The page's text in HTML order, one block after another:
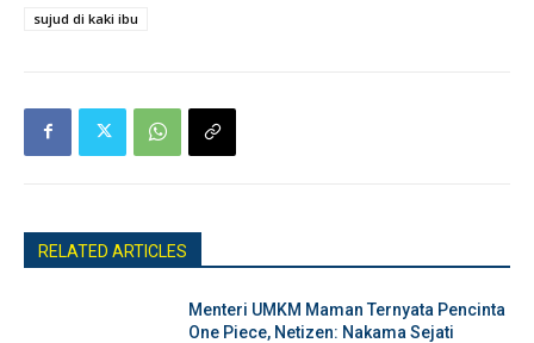
sujud di kaki ibu
RELATED ARTICLES
Menteri UMKM Maman Ternyata Pencinta
One Piece, Netizen: Nakama Sejati